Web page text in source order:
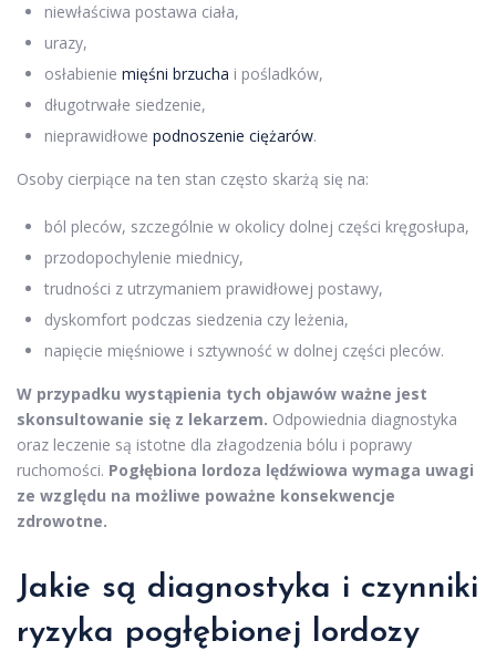
niewłaściwa postawa ciała,
urazy,
osłabienie mięśni brzucha i pośladków,
długotrwałe siedzenie,
nieprawidłowe podnoszenie ciężarów.
Osoby cierpiące na ten stan często skarżą się na:
ból pleców, szczególnie w okolicy dolnej części kręgosłupa,
przodopochylenie miednicy,
trudności z utrzymaniem prawidłowej postawy,
dyskomfort podczas siedzenia czy leżenia,
napięcie mięśniowe i sztywność w dolnej części pleców.
W przypadku wystąpienia tych objawów ważne jest
skonsultowanie się z lekarzem. Odpowiednia diagnostyka
oraz leczenie są istotne dla złagodzenia bólu i poprawy
ruchomości. Pogłębiona lordoza lędźwiowa wymaga uwagi
ze względu na możliwe poważne konsekwencje
zdrowotne.
Jakie są diagnostyka i czynniki
ryzyka pogłębionej lordozy